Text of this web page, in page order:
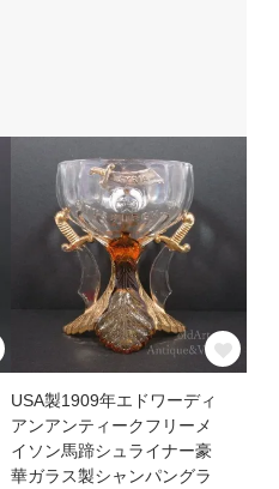
USA製1909年エドワーディ
アンアンティークフリーメ
イソン馬蹄シュライナー豪
華ガラス製シャンパングラ